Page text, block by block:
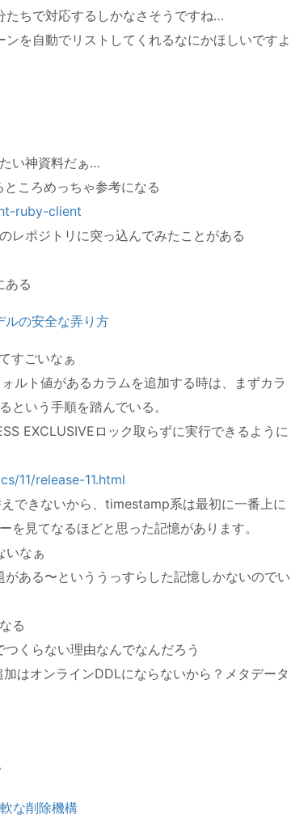
たちで対応するしかなさそうですね…
を自動でリストしてくれるなにかほしいですよ
い神資料だぁ…
ころめっちゃ参考になる
ruby-client
レポジトリに突っ込んでみたことがある
ある
ルの安全な弄り方
すごいなぁ
ルト値があるカラムを追加する時は、まずカラ
という手順を踏んでいる。
EXCLUSIVEロック取らずに実行できるように
11/release-11.html
できないから、timestamp系は最初に一番上に
を見てなるほどと思った記憶があります。
いなぁ
ある〜といううっすらした記憶しかないのでい
る
くらない理由なんでなんだろう
はオンラインDDLにならないから？メタデータ
な削除機構